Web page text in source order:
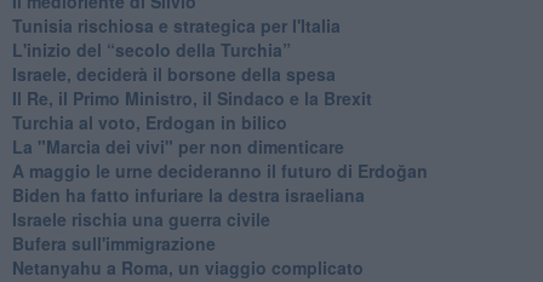
Tunisia rischiosa e strategica per l'Italia
L'inizio del “secolo della Turchia”
Israele, deciderà il borsone della spesa
Il Re, il Primo Ministro, il Sindaco e la Brexit
Turchia al voto, Erdogan in bilico
La "Marcia dei vivi" per non dimenticare
A maggio le urne decideranno il futuro di Erdoğan
Biden ha fatto infuriare la destra israeliana
Israele rischia una guerra civile
Bufera sull'immigrazione
Netanyahu a Roma, un viaggio complicato